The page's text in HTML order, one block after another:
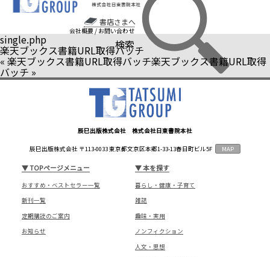
書店さまへ
会社概要 / お問い合わせ
検索
single.php
楽天ブックス書籍URL取得バッチ
« 楽天ブックス書籍URL取得バッチ楽天ブックス書籍URL取得
バッチ »
辰巳出版株式会社 株式会社日東書院本社
辰巳出版株式会社 〒113-0033 東京都文京区本郷1-33-13春日町ビル5F MAP
▼TOPページメニュー
おすすめ・ベストセラー一覧
新刊一覧
定期購読のご案内
お知らせ
▼本を探す
暮らし・健康・子育て
雑誌
趣味・実用
ノンフィクション
人文・思想